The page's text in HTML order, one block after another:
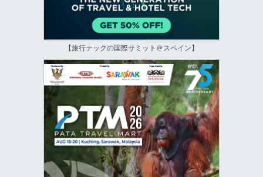
【旅行テックの国際サミット＠スペイン】